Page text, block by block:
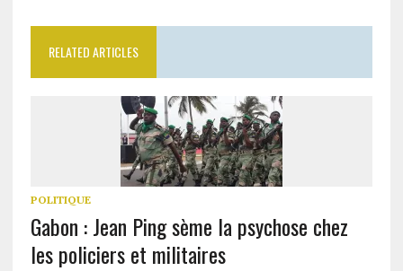
RELATED ARTICLES
POLITIQUE
Gabon : Jean Ping sème la psychose chez
les policiers et militaires